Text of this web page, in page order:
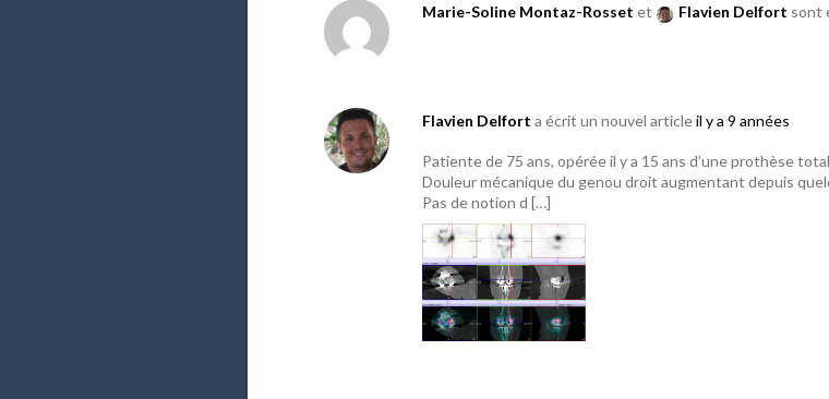
Marie-Soline Montaz-Rosset et Flavien Delfort sont
Flavien Delfort a écrit un nouvel articleil y a 9 années
Patiente de 75 ans, opérée il y a 15 ans d’une prothèse
Douleur mécanique du genou droit augmentant depuis
Pas de notion d […]